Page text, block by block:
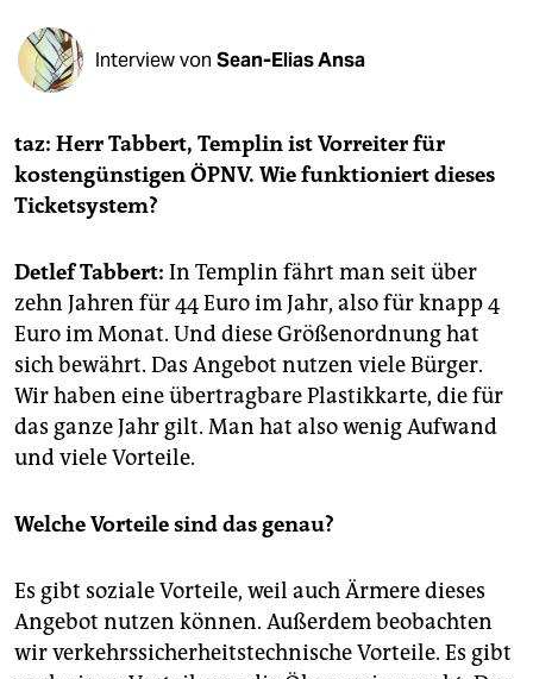
fragen & hilfe
unterstützen
genossenschaft
epaper login
Interview von Sean-Elias Ansa
taz: Herr Tabbert, Templin ist Vorreiter für
kostengünstigen ÖPNV. Wie funktioniert dieses
Ticketsystem?
Detlef Tabbert: In Templin fährt man seit über
zehn Jahren für 44 Euro im Jahr, also für knapp 4
Euro im Monat. Und diese Größenordnung hat
sich bewährt. Das Angebot nutzen viele Bürger.
Wir haben eine übertragbare Plastikkarte, die für
das ganze Jahr gilt. Man hat also wenig Aufwand
und viele Vorteile.
Welche Vorteile sind das genau?
Es gibt soziale Vorteile, weil auch Ärmere dieses
Angebot nutzen können. Außerdem beobachten
wir verkehrssicherheitstechnische Vorteile. Es gibt